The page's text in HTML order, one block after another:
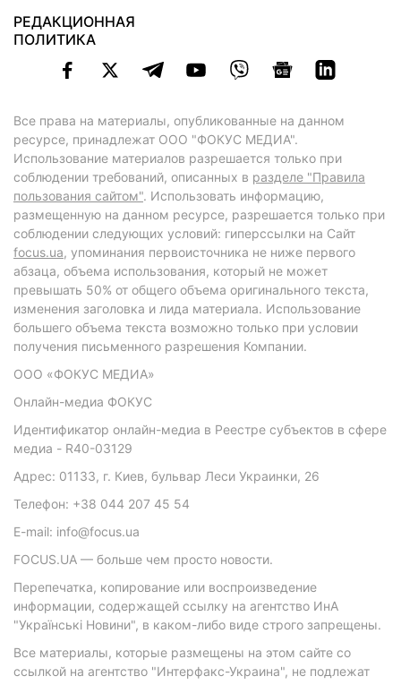
РЕДАКЦИОННАЯ
ПОЛИТИКА
Все права на материалы, опубликованные на данном
ресурсе, принадлежат ООО "ФОКУС МЕДИА".
Использование материалов разрешается только при
соблюдении требований, описанных в разделе "Правила
пользования сайтом". Использовать информацию,
размещенную на данном ресурсе, разрешается только при
соблюдении следующих условий: гиперссылки на Сайт
focus.ua, упоминания первоисточника не ниже первого
абзаца, объема использования, который не может
превышать 50% от общего объема оригинального текста,
изменения заголовка и лида материала. Использование
большего объема текста возможно только при условии
получения письменного разрешения Компании.
ООО «ФОКУС МЕДИА»
Онлайн-медиа ФОКУС
Идентификатор онлайн-медиа в Реестре субъектов в сфере
медиа - R40-03129
Адрес: 01133, г. Киев, бульвар Леси Украинки, 26
Телефон: +38 044 207 45 54
E-mail: info@focus.ua
FOCUS.UA — больше чем просто новости.
Перепечатка, копирование или воспроизведение
информации, содержащей ссылку на агентство ИнА
"Українські Новини", в каком-либо виде строго запрещены.
Все материалы, которые размещены на этом сайте со
ссылкой на агентство "Интерфакс-Украина", не подлежат